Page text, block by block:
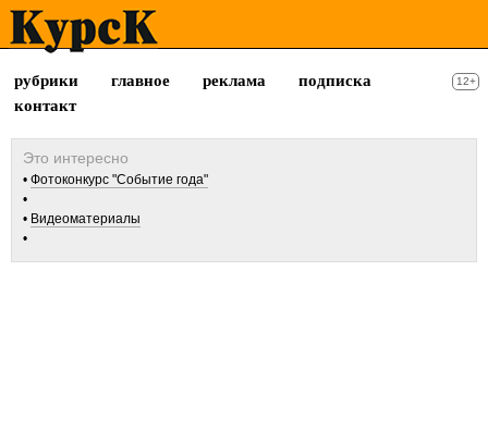
рубрики главное реклама
подписка
контакт
12+
Фотоконкурс "Событие года"
Видеоматериалы